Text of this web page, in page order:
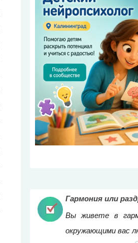
Гармония или
Вы живете в
окружающими вас